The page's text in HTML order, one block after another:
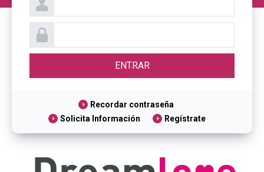
Recordar contraseña
Solicita Información
Regístrate